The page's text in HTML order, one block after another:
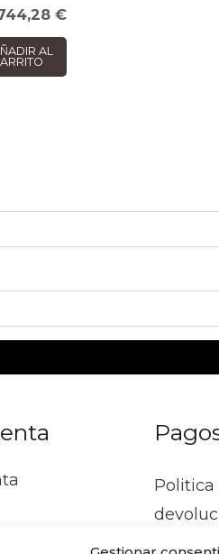
€
AL
Politica